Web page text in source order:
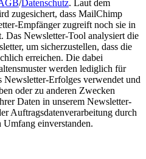
/ Datenschutz. Laut dem
zugesichert, dass MailChimp
Empfänger zugreift noch sie in
Das Newsletter-Tool analysiert die
um sicherzustellen, dass die
erreichen. Die dabei
werden lediglich für
Newsletter-Erfolges verwendet und
oder zu anderen Zwecken
Daten in unserem Newsletter-
Auftragsdatenverarbeitung durch
einverstanden.